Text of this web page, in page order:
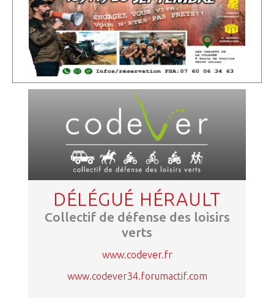
DÉLÉGUÉ HÉRAULT
Collectif de défense des loisirs
verts
www.codever.fr
www.codever34.forumactif.com